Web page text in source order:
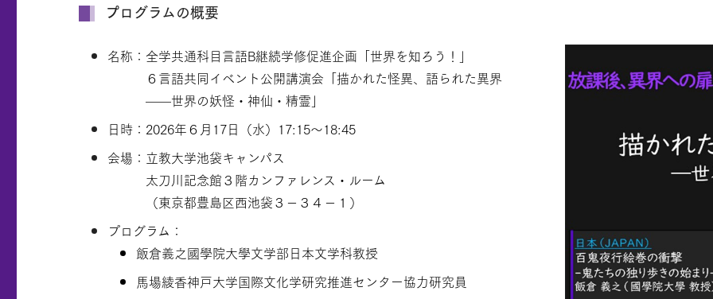
プログラムの概要
名称：全学共通科目言語B継続学修促進企画「世界を知ろう！」
６言語共同イベント公開講演会「描かれた怪異、語られた異界
——世界の妖怪・神仙・精霊」
日時：2026年６月17日（水）17:15～18:45
会場：立教大学池袋キャンパス
太刀川記念館３階カンファレンス・ルーム
（東京都豊島区西池袋３－３４－１）
プログラム：
飯倉義之國學院大學文学部日本文学科教授
馬場綾香神戸大学国際文化学研究推進センター協力研究員